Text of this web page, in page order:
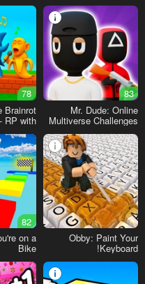
83
Mr. Dude: Online
Multiverse Challenges
78
Brainrot
RP with
Obby: Paint Your
Keyboard!
82
on a
Bike